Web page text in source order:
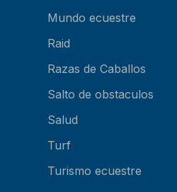
Mundo ecuestre
Raid
Razas de Caballos
Salto de obstaculos
Salud
Turf
Turismo ecuestre